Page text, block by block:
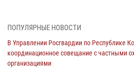
законодательстве в сфере оборота
оружие за нарушения
02 августа 2026, 06:17
ПОПУЛЯРНЫЕ НОВОСТИ
В Управлении Росгвардии по Республике
координационное совещание с частными
организациями